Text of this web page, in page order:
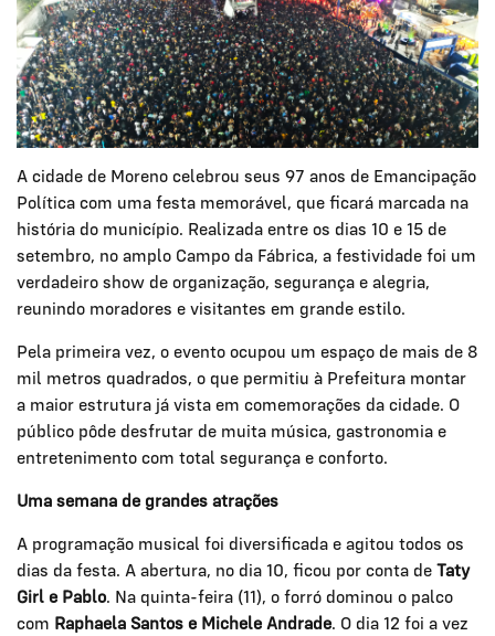
A cidade de Moreno celebrou seus 97 anos de Emancipação
Política com uma festa memorável, que ficará marcada na
história do município. Realizada entre os dias 10 e 15 de
setembro, no amplo Campo da Fábrica, a festividade foi um
verdadeiro show de organização, segurança e alegria,
reunindo moradores e visitantes em grande estilo.
Pela primeira vez, o evento ocupou um espaço de mais de 8
mil metros quadrados, o que permitiu à Prefeitura montar
a maior estrutura já vista em comemorações da cidade. O
público pôde desfrutar de muita música, gastronomia e
entretenimento com total segurança e conforto.
Uma semana de grandes atrações
A programação musical foi diversificada e agitou todos os
dias da festa. A abertura, no dia 10, ficou por conta de Taty
Girl e Pablo. Na quinta-feira (11), o forró dominou o palco
com Raphaela Santos e Michele Andrade. O dia 12 foi a vez